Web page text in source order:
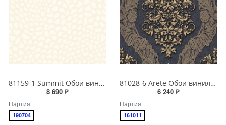
81159-1 Summit Обои виниловые на бумажной основе 1.06*15.5
8 690 ₽
Партия
190704
81028-6 Arete Обои виниловые на бумажной основе 1.06*15.6
6 240 ₽
Партия
161011